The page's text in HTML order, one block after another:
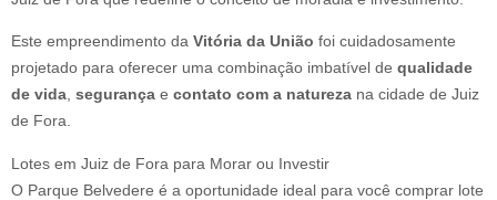
Este empreendimento da Vitória da União foi cuidadosamente
projetado para oferecer uma combinação imbatível de qualidade
de vida, segurança e contato com a natureza na cidade de Juiz
de Fora.
Lotes em Juiz de Fora para Morar ou Investir
O Parque Belvedere é a oportunidade ideal para você comprar lote